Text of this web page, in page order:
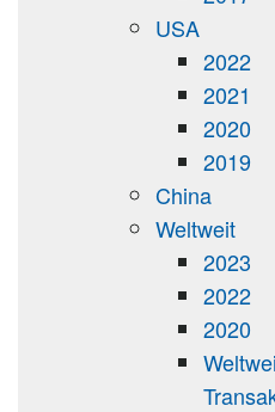
USA
2022
2021
2020
2019
China
Weltweit
2023
2022
2020